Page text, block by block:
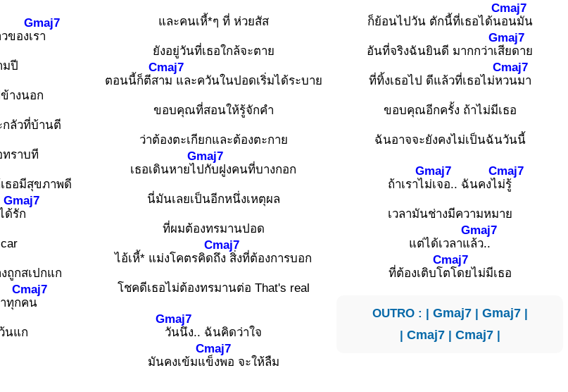
ของเ
Gmaj7
รา
ปี
างนอก
กลัวที่บ้านตี
ทราบที
ธอมีสุขภาพดี
ด้
Gmaj7
รัก
ถูกสเปกแก
ทุก
Cmaj7
คน
นแก
และคนเหี้*ๆ ที่ ห่วยสัส
ยังอยู่วันที่เธอใกล้จะตาย
ตอนนี้ก็ตีส
Cmaj7
าม และควันในปอดเริ่มได้ระบาย
ขอบคุณที่สอนให้รู้จักคำ
ว่าต้องตะเกียกและต้องตะกาย
เธอเดินหายไ
Gmaj7
ปกับฝูงคนที่บางกอก
นี่มันเลยเป็นอีกหนึ่งเหตุผล
ที่ผมต้องทรมานปอด
ไอ้เหี้* แม่งโคตรคิด
Cmaj7
ถึง สิ่งที่ต้องการบอก
โชคดีเธอไม่ต้องทรมานต่อ That's real
Gmaj7
วันนึง.. ฉันคิดว่าใจ
มันคงเข้มแ
Cmaj7
ข็งพอ จะให้ลืม
ก็ย้อนไปวัน ตักนี้ที่เธอได้น
Cmaj7
อนมัน
อันที่จริงฉันยินดี มากกว่าเ
Gmaj7
สียดาย
ที่ทิ้งเธอไป ดีแล้วที่เธอไม่ห
Cmaj7
วนมา
ขอบคุณอีกครั้ง ถ้าไม่มีเธอ
ฉันอาจจะยังคงไม่เป็นฉันวันนี้
ถ้าเราไ
Gmaj7
ม่เจอ.. ฉันคงไ
Cmaj7
ม่รู้
เวลามันช่างมีความหมาย
แต่ได้เวลาแ
Gmaj7
ล้ว..
ที่ต้องเติบโ
Cmaj7
ตโดยไม่มีเธอ
OUTRO : | Gmaj7| Gmaj7|
| Cmaj7| Cmaj7|